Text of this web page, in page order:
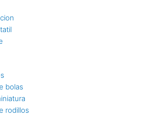
bolas
rodillos